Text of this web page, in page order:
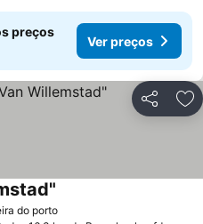
preços
Ver preços
Partilhar
do portoVer preços